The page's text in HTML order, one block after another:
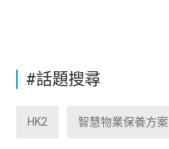
#話題搜尋
HK2 智慧物業保養方案